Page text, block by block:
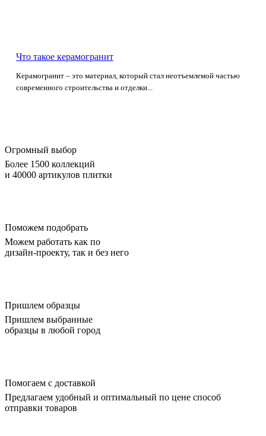
Что такое керамогранит
Керамогранит – это материал, который стал неотъемлемой частью
современного строительства и отделки...
Огромный выбор
Более 1500 коллекций
и 40000 артикулов плитки
Поможем подобрать
Можем работать как по
дизайн-проекту, так и без него
Пришлем образцы
Пришлем выбранные
образцы в любой город
Помогаем с доставкой
Предлагаем удобный и оптимальный по цене способ
отправки товаров